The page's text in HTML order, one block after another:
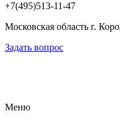
+7(495)513-11-47
Московская область г.
Задать вопрос
Меню